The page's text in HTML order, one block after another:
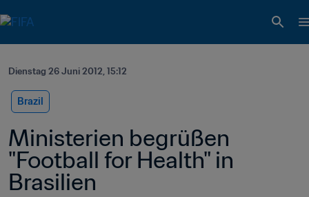
Dienstag 26 Juni 2012, 15:12
Brazil
Ministerien begrüßen
"Football for Health" in
Brasilien